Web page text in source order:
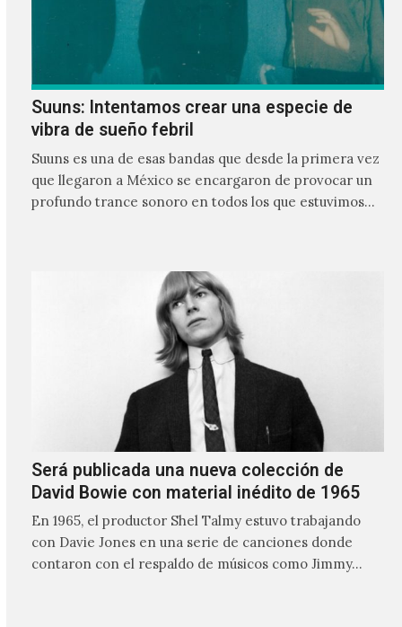
Suuns: Intentamos crear una especie de
vibra de sueño febril
Suuns es una de esas bandas que desde la primera vez
que llegaron a México se encargaron de provocar un
profundo trance sonoro en todos los que estuvimos
Será publicada una nueva colección de
David Bowie con material inédito de 1965
En 1965, el productor Shel Talmy estuvo trabajando
con Davie Jones en una serie de canciones donde
contaron con el respaldo de músicos como Jimmy…